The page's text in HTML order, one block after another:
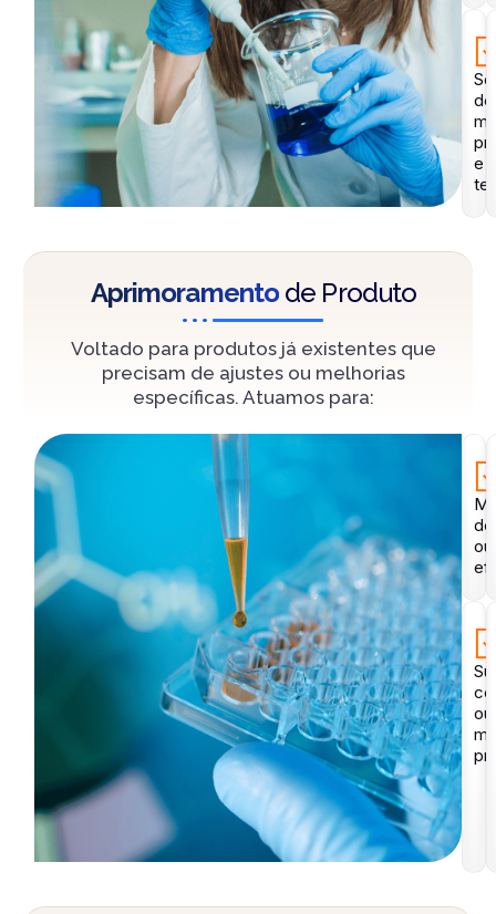
de
e
Aprimoramento de Produto
Voltado para produtos já existentes que
precisam de ajustes ou melhorias
específicas. Atuamos para:
ou
ou